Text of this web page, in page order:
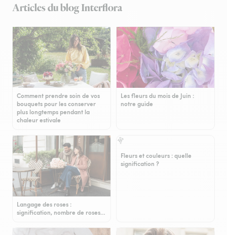
Articles du blog Interflora
Comment prendre soin de vos
bouquets pour les conserver
plus longtemps pendant la
chaleur estivale
Les fleurs du mois de Juin :
notre guide
Langage des roses :
signification, nombre de roses…
Fleurs et couleurs : quelle
signification ?